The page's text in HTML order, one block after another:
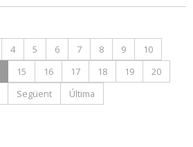
4 5 6 7 8 9
10
15 16 17 18 19
20
Següent Última